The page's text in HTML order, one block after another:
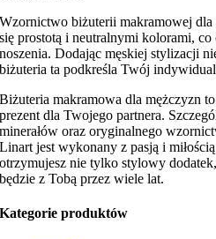
Wzornictwo biżuterii makramowej
się prostotą i neutralnymi kolorami,
noszenia. Dodając męskiej stylizacji
biżuteria ta podkreśla Twój
Biżuteria makramowa dla mężczyzn
prezent dla Twojego partnera.
minerałów oraz oryginalnego
Linart jest wykonany z pasją i
otrzymujesz nie tylko stylowy
będzie z Tobą przez wiele lat.
Kategorie produktów